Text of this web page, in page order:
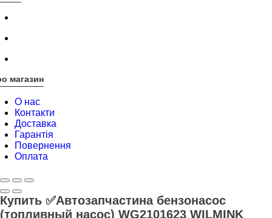
магазин
О нас
Контакти
Доставка
Гарантія
Повернення
Оплата
Купить ✅Автозапчастина бензонасос
(топливный насос) WG2101623 WILMINK